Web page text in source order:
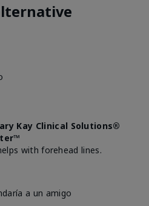
Kay Clinical Solutions®
with forehead lines.
a un amigo